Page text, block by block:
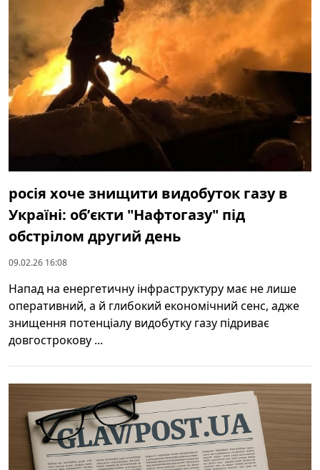
росія хоче знищити видобуток газу в
Україні: обʼєкти "Нафтогазу" під
обстрілом другий день
09.02.26 16:08
Напад на енергетичну інфраструктуру має не лише
оперативний, а й глибокий економічний сенс, адже
знищення потенціалу видобутку газу підриває
довгострокову ...